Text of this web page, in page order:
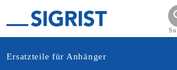
Ersatzteile für Anhänger